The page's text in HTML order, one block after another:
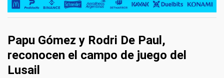
Papu Gómez y Rodri De Paul,
reconocen el campo de juego del
Lusail